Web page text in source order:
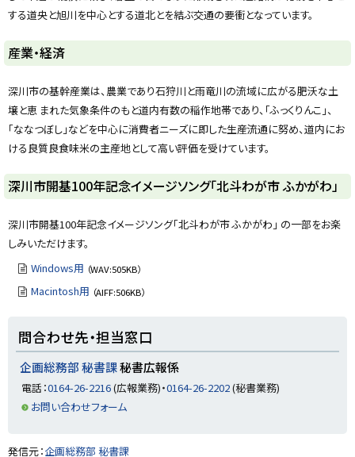
戻
する道央と旭川を中心とする道北とを結ぶ交通の要衝となっています。
ト
ッ
プ
に
戻
る
産業・経済
深川市の基幹産業は、農業であり石狩川と雨竜川の流域に広がる肥沃な土
壌と恵 まれた気象条件のもと道内有数の稲作地帯であり、「ふっくりんこ」、
「ななつぼし」などを中心に消費者ニーズに即した生産流通に努め、道内にお
ける良質良食味米の主産地として高い評価を受けています。
ト
ッ
プ
に
深川市開基100年記念イメージソング「北斗わが市 ふかがわ」
深川市開基100年記念イメージソング「北斗わが市 ふかがわ」 の一部をお楽
しみいただけます。
Windows用 （WAV:505KB）
Macintosh用 （AIFF:506KB）
問合わせ先・担当窓口
企画総務部 秘書課秘書広報係
電話：0164-26-2216(広報業務)・0164-26-2202(秘書業務)
お問い合わせフォーム
ト
発信元：企画総務部 秘書課